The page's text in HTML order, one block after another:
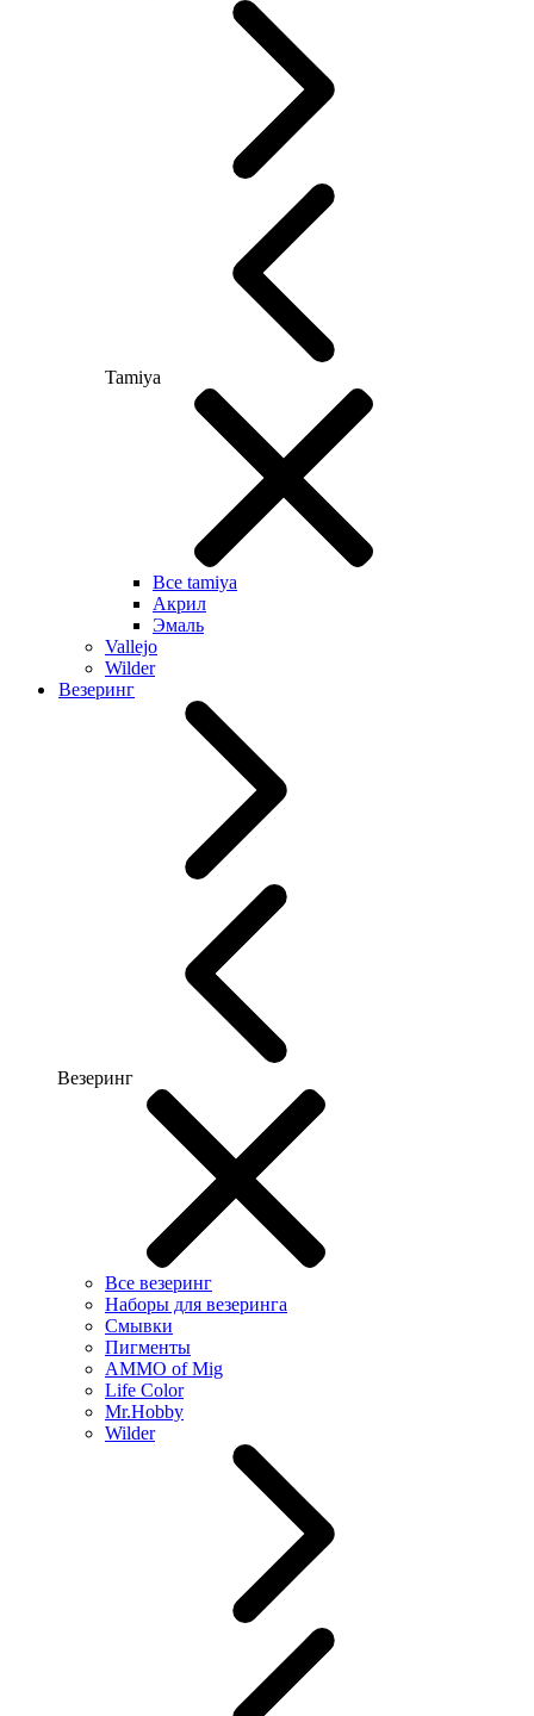
Tamiya
Все tamiya
Акрил
Эмаль
Vallejo
Wilder
Везеринг
Везеринг
Все везеринг
Наборы для везеринга
Смывки
Пигменты
AMMO of Mig
Life Color
Mr.Hobby
Wilder